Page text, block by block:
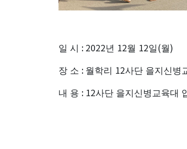
일 시 : 2022년 12월 12일 (월 )
장 소 : 월학리 12사단 을지신병
내 용 : 12사단 을지신병교육대